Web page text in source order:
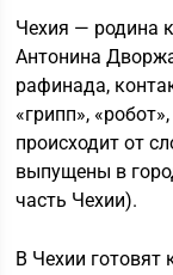
Чехия — родина
Антонина
рафинада,
«грипп»,
происходит от
выпущены в
часть Чехии).
В Чехии готовят